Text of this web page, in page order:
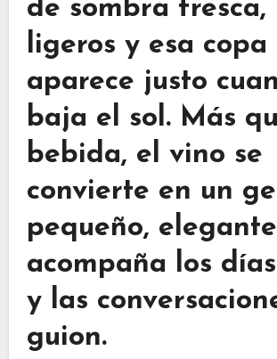
de sombra fresca,
ligeros y esa copa
aparece justo
baja el sol. Más
bebida, el vino se
convierte en un
pequeño,
acompaña los
y las
guion.